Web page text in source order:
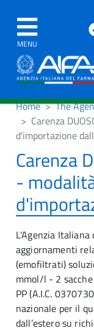
MENU
Home The
Carenza
d'importazione
Carenza
-
L'Agenzia Italiana
aggiornamenti
(emofiltrati)
mmol/l - 2
PP (A.I.C.
nazionale per il
dall’estero su